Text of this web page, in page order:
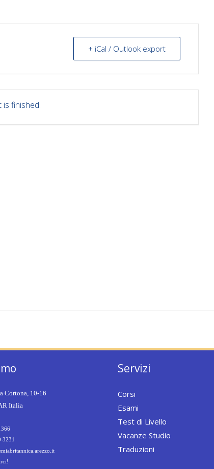
+ iCal / Outlook export
is finished.
Cortona, 10-16
Italia
Servizi
Corsi
Esami
Test di Livello
Vacanze Studio
Traduzioni